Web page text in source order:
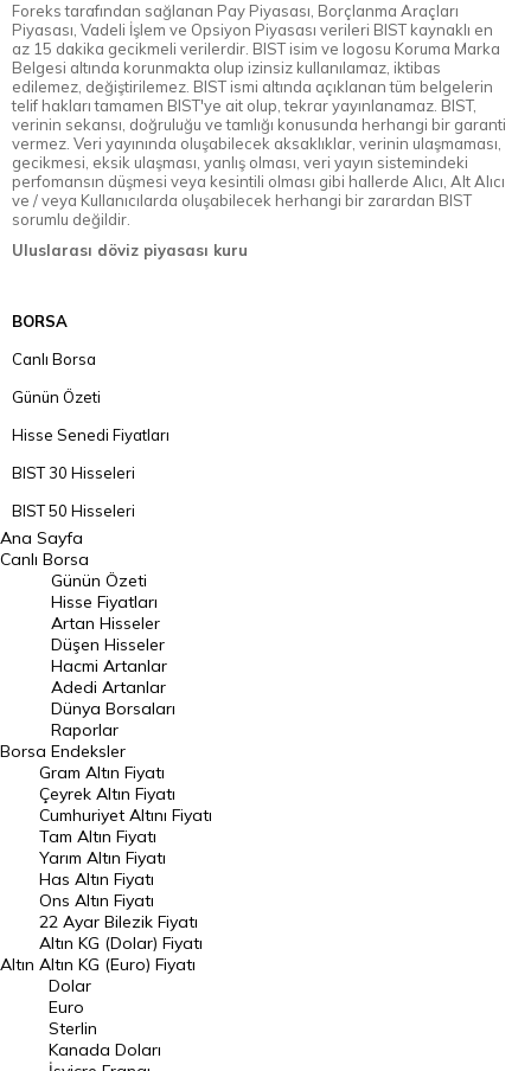
Foreks tarafından sağlanan Pay Piyasası, Borçlanma Araçları
Piyasası, Vadeli İşlem ve Opsiyon Piyasası verileri BIST kaynaklı en
az 15 dakika gecikmeli verilerdir. BIST isim ve logosu Koruma Marka
Belgesi altında korunmakta olup izinsiz kullanılamaz, iktibas
edilemez, değiştirilemez. BIST ismi altında açıklanan tüm belgelerin
telif hakları tamamen BIST'ye ait olup, tekrar yayınlanamaz. BIST,
verinin sekansı, doğruluğu ve tamlığı konusunda herhangi bir garanti
vermez. Veri yayınında oluşabilecek aksaklıklar, verinin ulaşmaması,
gecikmesi, eksik ulaşması, yanlış olması, veri yayın sistemindeki
perfomansın düşmesi veya kesintili olması gibi hallerde Alıcı, Alt Alıcı
ve / veya Kullanıcılarda oluşabilecek herhangi bir zarardan BIST
sorumlu değildir.
Uluslarası döviz piyasası kuru
BORSA
Canlı Borsa
Günün Özeti
Hisse Senedi Fiyatları
BIST 30 Hisseleri
BIST 50 Hisseleri
BIST 100 Hisseleri
En Çok Artan Hisseler
En Çok Düşen Hisseler
Hacmi Artanlar
Geçmiş Kapanışlar
Dünya Borsaları
Raporlar
Endeksler
DÖVİZ
Döviz Kuru
Dolar Kuru
Euro Kuru
Pound Kuru
Frank Kuru
Ana Sayfa
Canlı Borsa
Borsa
Günün Özeti
Hisse Fiyatları
Artan Hisseler
Düşen Hisseler
Hacmi Artanlar
Adedi Artanlar
Dünya Borsaları
Raporlar
Endeksler
Altın
Gram Altın Fiyatı
Çeyrek Altın Fiyatı
Cumhuriyet Altını Fiyatı
Tam Altın Fiyatı
Yarım Altın Fiyatı
Has Altın Fiyatı
Ons Altın Fiyatı
22 Ayar Bilezik Fiyatı
Altın KG (Dolar) Fiyatı
Altın KG (Euro) Fiyatı
Dolar
Euro
Sterlin
Kanada Doları